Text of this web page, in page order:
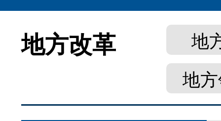
地方改革
地
地